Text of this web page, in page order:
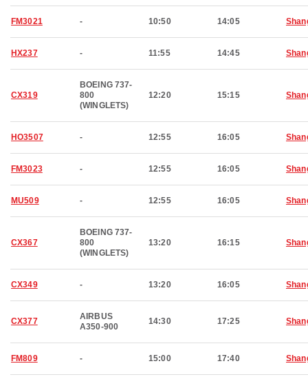
FM3021 - 10:50 14:05
HX237 - 11:55 14:45
CX319
BOEING 737-
800
(WINGLETS)
12:20 15:15
HO3507 - 12:55 16:05
FM3023 - 12:55 16:05
MU509 - 12:55 16:05
CX367
BOEING 737-
800
(WINGLETS)
13:20 16:15
CX349 - 13:20 16:05
CX377
AIRBUS
A350-900
14:30 17:25
FM809 - 15:00 17:40